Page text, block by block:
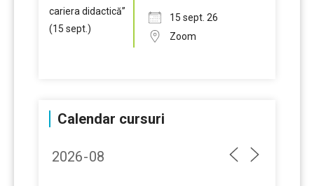
15 sept. 26
Zoom
Calendar cursuri